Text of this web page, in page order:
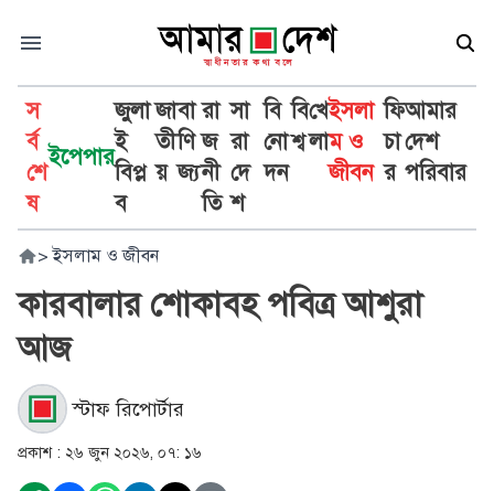
স
র্ব
শে
ষ
ইপেপার
জুলা
ই
বিপ্ল
ব
জা
তী
য়
বা
ণি
জ্য
রা
জ
নী
তি
সা
রা
দে
শ
বি
নো
দন
বি
শ্ব
খে
লা
ইসলা
ম ও
জীবন
ফি
চা
র
আমার
দেশ
পরিবার
> ইসলাম ও জীবন
কারবালার শোকাবহ পবিত্র আশুরা
আজ
স্টাফ রিপোর্টার
প্রকাশ : ২৬ জুন ২০২৬, ০৭: ১৬